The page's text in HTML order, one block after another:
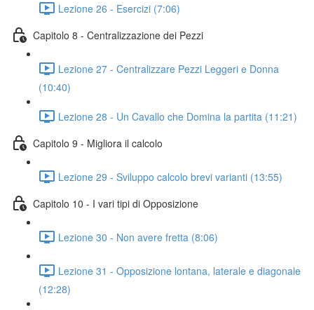
Lezione 26 - Esercizi (7:06)
Capitolo 8 - Centralizzazione dei Pezzi
Lezione 27 - Centralizzare Pezzi Leggeri e Donna
(10:40)
Lezione 28 - Un Cavallo che Domina la partita (11:21)
Capitolo 9 - Migliora il calcolo
Lezione 29 - Sviluppo calcolo brevi varianti (13:55)
Capitolo 10 - I vari tipi di Opposizione
Lezione 30 - Non avere fretta (8:06)
Lezione 31 - Opposizione lontana, laterale e diagonale
(12:28)